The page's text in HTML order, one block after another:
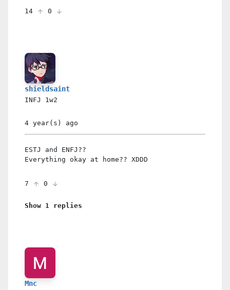
14 0
shieldsaint
INFJ 1w2
4 year(s) ago
ESTJ and ENFJ??
Everything okay at home?? XDDD
7 0
Show 1 replies
Mnc